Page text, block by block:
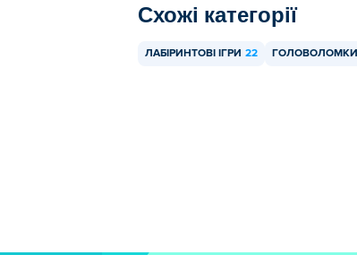
Схожі категорії
ЛАБІРИНТОВІ ІГРИ 22 ГОЛОВОЛОМКИ